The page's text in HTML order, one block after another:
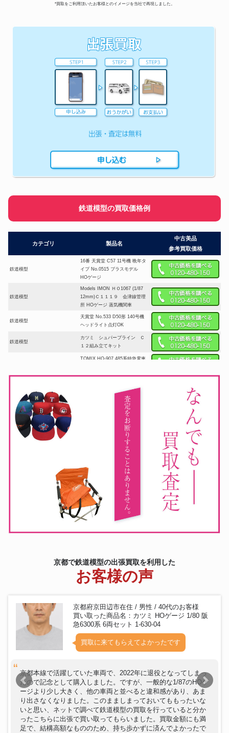
*買取をご利用頂いたお客様とのイメージを当社で再現しました。
鉄道模型の買取価格例
カテゴリ 製品名
中古美品
参考買取価格
鉄道模型
16番 天賞堂 C57 11号機 晩年タ
イプ No.0515 ブラスモデル
HOゲージ
鉄道模型
Models IMON ＨＯ1067 (1/87
12mm)Ｃ１１１９ 会津線管理
所 HOゲージ 蒸気機関車
鉄道模型
天賞堂 No.533 D50形 140号機
ヘッドライト点灯OK
鉄道模型
カツミ シュパーブライン Ｃ
１２組み立てキット
TOMIX HO-907 485系特急電車
（新快速高運転台）4輛基本セッ
鉄道模型
鉄道模型社 アプト式蒸気機関
カツミ しなの鉄道 SR1系 100番
代 2両編成Mセット ヘッドライ
ト・テールライト・室内灯点灯
HOサイズ（1/80 16.5mm）
Brooks 南伊予3号機0-4-0蒸気
機関車 組立キット
エンドウ HOゲージ キハ58 パノ
ラミックウインドウタイプ 快速
みえ色 セット
京都で鉄道模型の出張買取を利用した
お客様の声
京都府京田辺市在住 / 男性 / 40代のお客様
買い取った商品名：カツミ HOゲージ 1/80 阪
急6300系 6両セット 1-630-04
買取に来てもらえてよかったです
京都本線で活躍していた車両で、2022年に退役となってしまっ
たので記念として購入しました。ですが、一般的な1/87のHOゲ
ージより少し大きく、他の車両と並べると違和感があり、あま
り出さなくなりました。このまましまっておいてももったいな
いと思い、ネットで調べて鉄道模型の買取を行っていると分か
ったこちらに出張で買い取ってもらいました。買取金額にも満
足で、結構高額なもののため、持ち歩かずに済んでよかったで